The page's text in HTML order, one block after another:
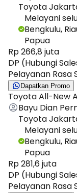
Toyota
Melayani
Bengkulu,
Papua
Rp 266,8 juta
DP (Hubungi
Pelayanan Rasa
Dapatkan Promo
Toyota All-New
Bayu Dian
Toyota
Melayani
Bengkulu,
Papua
Rp 281,6 juta
DP (Hubungi
Pelayanan Rasa